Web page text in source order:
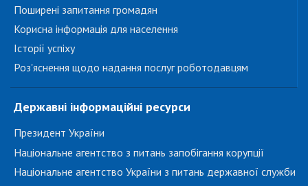
Поширені запитання громадян
Корисна інформація для населення
Історії успіху
Роз'яснення щодо надання послуг роботодавцям
Державні інформаційні ресурси
Президент України
Національне агентство з питань запобігання корупції
Національне агентство України з питань державної служби